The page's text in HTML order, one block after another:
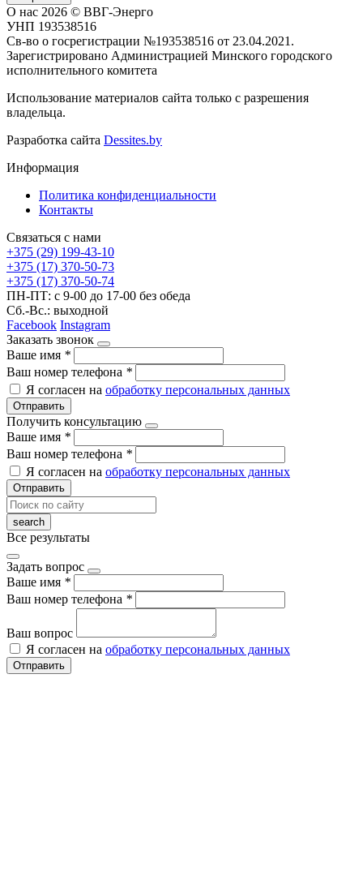
О нас 2026 © ВВГ-Энерго
УНП 193538516
Св-во о госрегистрации №193538516 от 23.04.2021.
Зарегистрировано Администрацией Минского городского
исполнительного комитета
Использование материалов сайта только с разрешения
владельца.
Разработка сайта Dessites.by
Информация
Политика конфиденциальности
Контакты
Связаться с нами
+375 (29) 199-43-10
+375 (17) 370-50-73
+375 (17) 370-50-74
ПН-ПТ: с 9-00 до 17-00 без обеда
Сб.-Вс.: выходной
Facebook Instagram
Заказать звонок
Ваше имя *
Ваш номер телефона *
Я согласен на обработку персональных данных
Отправить
Получить консультацию
Ваше имя *
Ваш номер телефона *
Я согласен на обработку персональных данных
Отправить
Все результаты
Задать вопрос
Ваше имя *
Ваш номер телефона *
Ваш вопрос
Я согласен на обработку персональных данных
Отправить